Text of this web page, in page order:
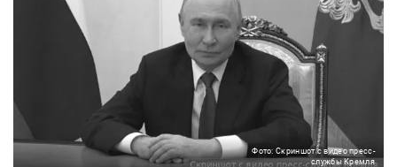
Фото: Скриншот с видео пресс-
службы Кремля